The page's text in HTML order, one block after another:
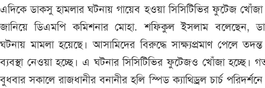
এদিকে ডাকসু হামলার ঘটনায় গায়েব হওয়া সিসিটিভির ফুটেজ খোঁজা
জানিয়ে ডিএমপি কমিশনার মোহা. শফিকুল ইসলাম বলেছেন,
ঘটনায় মামলা হয়েছে। আসামিদের বিরুদ্ধে সাক্ষ্যপ্রমাণ পেলে
ব্যবস্থা নেওয়া হচ্ছে। এ ঘটনার সিসিটিভির ফুটেজও খোঁজা হচ্ছে।
বুধবার সকালে রাজধানীর বনানীর হলি স্পিড ক্যাথিড্রল চার্চ